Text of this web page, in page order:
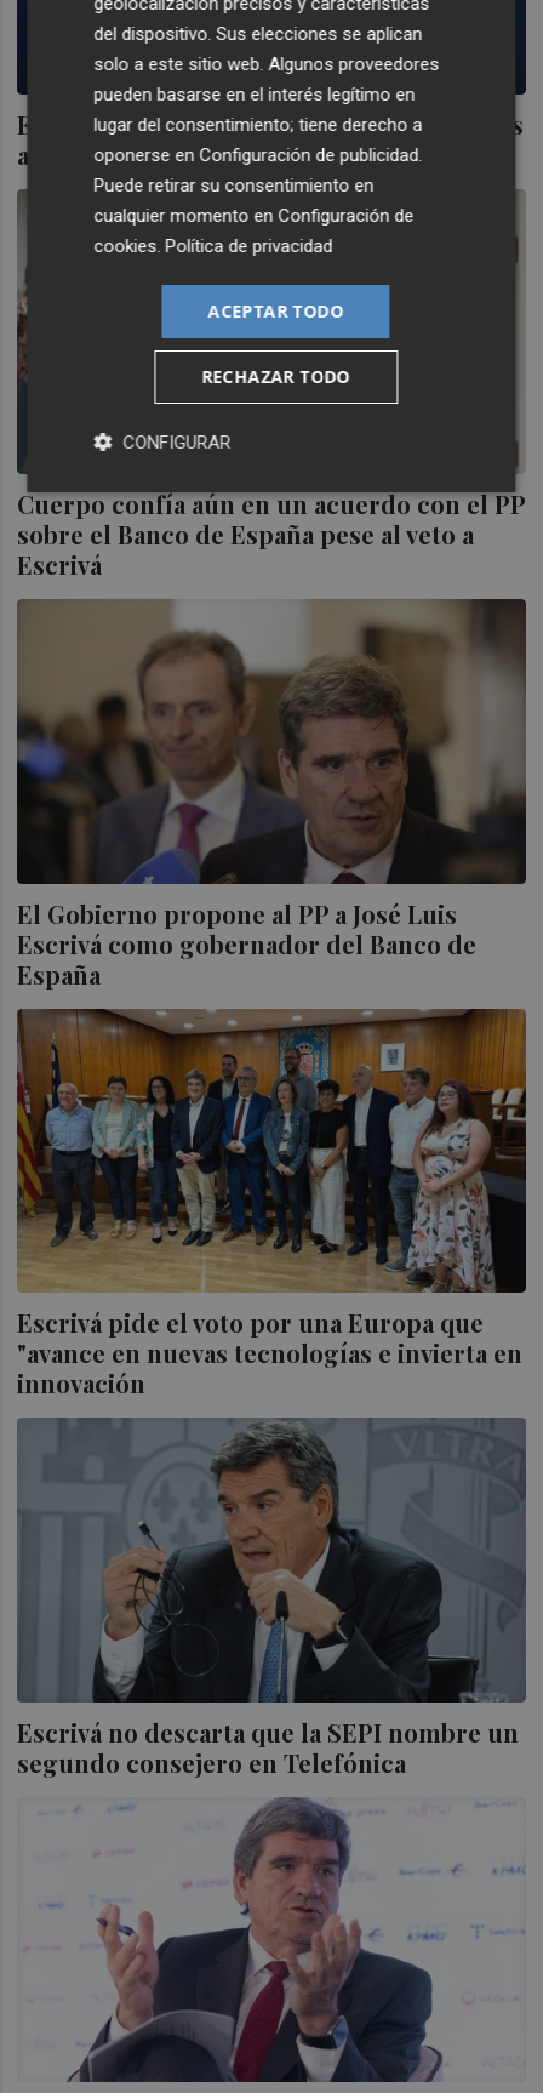
El PP mantiene su veto a Escrivá: "No vamos
a permitir el manoseo de las instituciones
Cuerpo confía aún en un acuerdo con el PP
sobre el Banco de España pese al veto a
Escrivá
El Gobierno propone al PP a José Luis
Escrivá como gobernador del Banco de
España
Escrivá pide el voto por una Europa que
"avance en nuevas tecnologías e invierta en
innovación
Escrivá no descarta que la SEPI nombre un
segundo consejero en Telefónica
del dispositivo. Sus elecciones se aplican
solo a este sitio web. Algunos proveedores
pueden basarse en el interés legítimo en
lugar del consentimiento; tiene derecho a
oponerse enConfiguración de publicidad.
Puede retirar su consentimiento en
cualquier momento enConfiguración de
cookies.Política de privacidad
ACEPTAR TODO
RECHAZAR TODO
CONFIGURAR